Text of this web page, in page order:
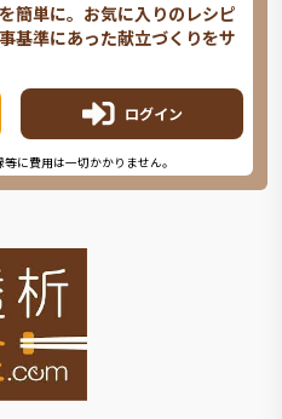
簡単に。お気に入りのレシピ
基準にあった献立づくりをサ
ログイン
に費用は一切かかりません。